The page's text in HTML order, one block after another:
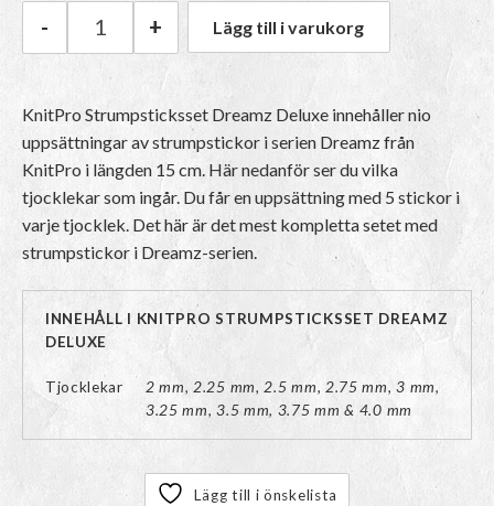
KnitPro Strumpsticksset Dreamz Deluxe mängd
- + Lägg till i varukorg
KnitPro Strumpsticksset Dreamz Deluxe innehåller nio
uppsättningar av strumpstickor i serien Dreamz från
KnitPro i längden 15 cm. Här nedanför ser du vilka
tjocklekar som ingår. Du får en uppsättning med 5 stickor i
varje tjocklek. Det här är det mest kompletta setet med
strumpstickor i Dreamz-serien.
INNEHÅLL I KNITPRO STRUMPSTICKSSET DREAMZ
DELUXE
Tjocklekar
2 mm, 2.25 mm, 2.5 mm, 2.75 mm, 3 mm,
3.25 mm, 3.5 mm, 3.75 mm & 4.0 mm
Lägg till i önskelista